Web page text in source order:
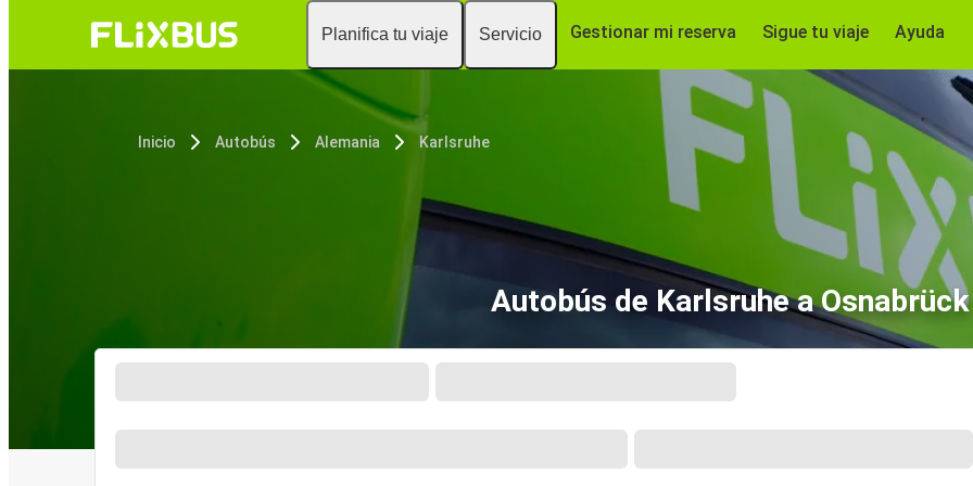
Planifica tu viaje Servicio Gestionar mi reserva Sigue tu viaje Ayuda
Inicio Autobús Alemania Karlsruhe
Autobús de Karlsruhe a Osnabrück